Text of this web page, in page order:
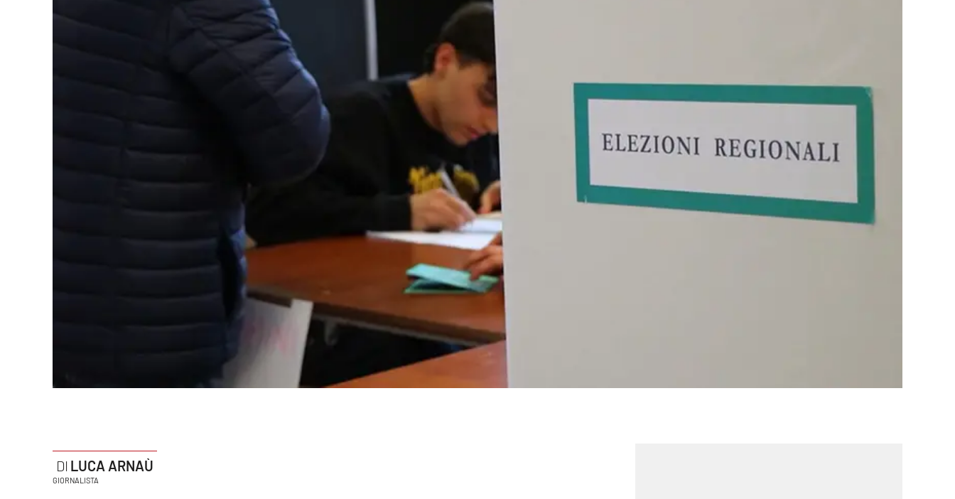
Parchi Marini CalabriaLUCA ARNAÙ
GIORNALISTA